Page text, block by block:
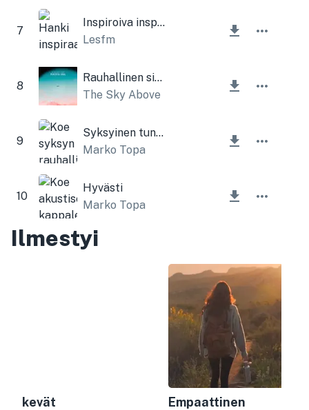
7
Inspiroiva inspiraatio
Lesfm
8
Rauhallinen sielu
The Sky Above
9
Syksyinen tunnelma
Marko Topa
10
Hyvästi
Marko Topa
Ilmestyi
kevät
Empaattinen